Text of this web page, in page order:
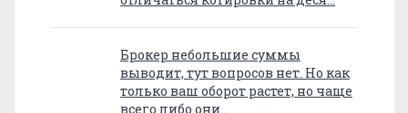
Брокер небольшие суммы
выводит, тут вопросов нет. Но как
только ваш оборот растет, но чаще
всего либо они…